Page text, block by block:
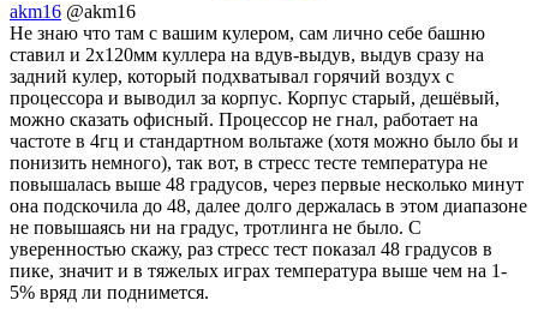
akm16 @akm16
Не знаю что там с вашим кулером, сам лично себе башню
ставил и 2x120мм куллера на вдув-выдув, выдув сразу на
задний кулер, который подхватывал горячий воздух с
процессора и выводил за корпус. Корпус старый, дешёвый,
можно сказать офисный. Процессор не гнал, работает на
частоте в 4гц и стандартном вольтаже (хотя можно было бы и
понизить немного), так вот, в стресс тесте температура не
повышалась выше 48 градусов, через первые несколько минут
она подскочила до 48, далее долго держалась в этом диапазоне
не повышаясь ни на градус, тротлинга не было. С
уверенностью скажу, раз стресс тест показал 48 градусов в
пике, значит и в тяжелых играх температура выше чем на 1-
5% вряд ли поднимется.